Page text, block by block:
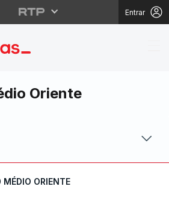
Entrar
israelita
Oriente
MÉDIO ORIENTE